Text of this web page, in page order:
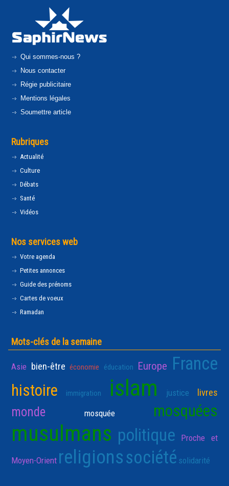
Qui sommes-nous ?
Nous contacter
Régie publicitaire
Mentions légales
Soumettre article
Rubriques
Actualité
Culture
Débats
Santé
Vidéos
Nos services web
Votre agenda
Petites annonces
Guide des prénoms
Cartes de voeux
Ramadan
Mots-clés de la semaine
Asie bien-être économie éducation Europe France
histoire immigration islam justice livres
monde mosquée mosquées
musulmans politique Proche et
Moyen-Orient religionssociété solidarité